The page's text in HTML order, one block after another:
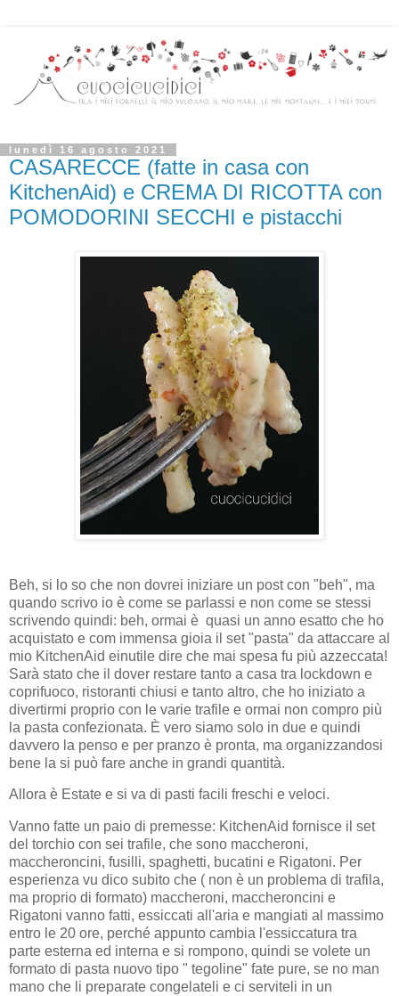
lunedì 16 agosto 2021
CASARECCE (fatte in casa con
KitchenAid) e CREMA DI RICOTTA con
POMODORINI SECCHI e pistacchi
Beh, si lo so che non dovrei iniziare un post con "beh", ma
quando scrivo io è come se parlassi e non come se stessi
scrivendo quindi: beh, ormai è quasi un anno esatto che ho
acquistato e com immensa gioia il set "pasta" da attaccare al
mio KitchenAid einutile dire che mai spesa fu più azzeccata!
Sarà stato che il dover restare tanto a casa tra lockdown e
coprifuoco, ristoranti chiusi e tanto altro, che ho iniziato a
divertirmi proprio con le varie trafile e ormai non compro più
la pasta confezionata. È vero siamo solo in due e quindi
davvero la penso e per pranzo è pronta, ma organizzandosi
bene la si può fare anche in grandi quantità.
Allora è Estate e si va di pasti facili freschi e veloci.
Vanno fatte un paio di premesse: KitchenAid fornisce il set
del torchio con sei trafile, che sono maccheroni,
maccheroncini, fusilli, spaghetti, bucatini e Rigatoni. Per
esperienza vu dico subito che ( non è un problema di trafila,
ma proprio di formato) maccheroni, maccheroncini e
Rigatoni vanno fatti, essiccati all'aria e mangiati al massimo
entro le 20 ore, perché appunto cambia l'essiccatura tra
parte esterna ed interna e si rompono, quindi se volete un
formato di pasta nuovo tipo " tegoline" fate pure, se no man
mano che li preparate congelateli e ci serviteli in un